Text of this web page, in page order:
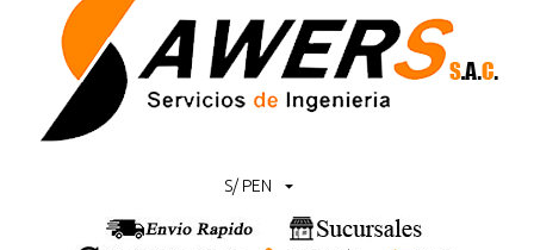
S/ PEN